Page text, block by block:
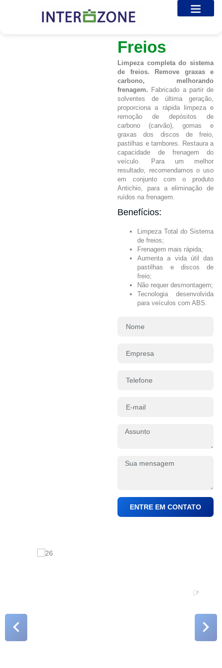
Limpa
Freios
Limpeza completa do sistema
de freios. Remove graxas e
carbono, melhorando
frenagem. Fabricado a partir de
solventes de última geração,
proporciona a rápida limpeza e
remoção de depósitos de
carbono (carvão), gomas e
graxas dos discos de freio,
pastilhas e tambores. Restaura a
capacidade de frenagem do
veículo. Para um melhor
resultado, recomendamos o uso
em conjunto com o produto
Antichio, para a eliminação de
ruídos na frenagem.
Benefícios:
Limpeza Total do Sistema
de freios;
Frenagem mais rápida;
Aumenta a vida útil das
pastilhas e discos de
freio;
Não requer desmontagem;
Tecnologia desenvolvida
para veículos com ABS.
ENTRE EM CONTATO